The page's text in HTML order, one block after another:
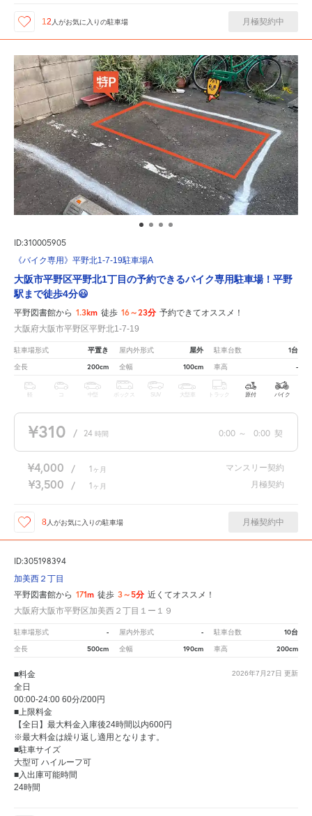
12 人がお気に入りの駐車場 月極契約中
ID:310005905
《バイク専用》平野北1-7-19駐車場A
大阪市平野区平野北1丁目の予約できるバイク専用駐車場！平野
駅まで徒歩4分😃
平野図書館から 1.3km 徒歩 16～23分 予約できてオススメ！
大阪府大阪市平野区平野北1-7-19
駐車場形式 平置き 屋内外形式 屋外 駐車台数 1台
全長 200cm 全幅 100cm 車高 -
軽 中型 ボックス SUV 大型車 トラック 原付 バイク
¥310 / 24 時間 0:00 ～ 0:00 契
¥4,000 / 1 ヶ月 マンスリー契約
¥3,500 / 1 ヶ月 月極契約
8人がお気に入りの駐車場 月極契約中
ID:305198394
加美西２丁目
平野図書館から 171m 徒歩 3～5分 近くてオススメ！
大阪府大阪市平野区加美西２丁目１ー１９
駐車場形式 - 屋内外形式 - 駐車台数 10台
全長 500cm 全幅 190cm 車高 200cm
2026年7月27日 更新
■料金
全日
00:00-24:00 60分/200円
■上限料金
【全日】最大料金入庫後24時間以内600円
※最大料金は繰り返し適用となります。
■駐車サイズ
大型可 ハイルーフ可
■入出庫可能時間
24時間